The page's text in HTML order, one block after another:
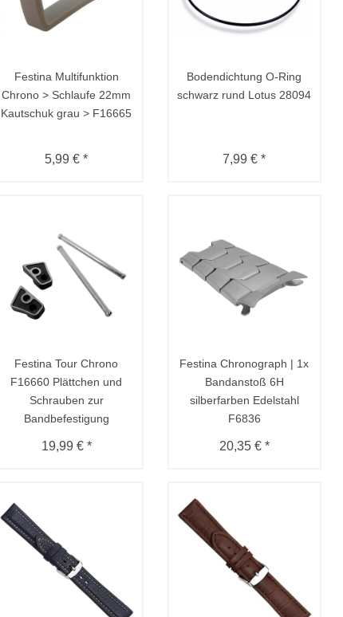
Festina Multifunktion
Chrono > Schlaufe 22mm
Kautschuk grau > F16665
5,99 € *
Bodendichtung O-Ring
schwarz rund Lotus 28094
7,99 € *
Festina Tour Chrono
F16660 Plättchen und
Schrauben zur
Bandbefestigung
19,99 € *
Festina Chronograph | 1x
Bandanstoß 6H
silberfarben Edelstahl
F6836
20,35 € *